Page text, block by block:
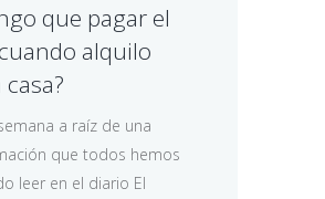
que pagar el
alquilo
a raíz de una
que todos hemos
leer en el diario El